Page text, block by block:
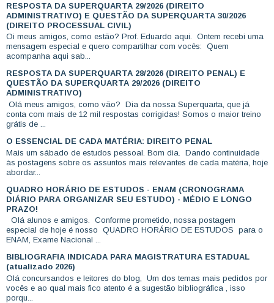
RESPOSTA DA SUPERQUARTA 29/2026 (DIREITO
ADMINISTRATIVO) E QUESTÃO DA SUPERQUARTA 30/2026
(DIREITO PROCESSUAL CIVIL)
Oi meus amigos, como estão? Prof. Eduardo aqui. Ontem recebi uma
mensagem especial e quero compartilhar com vocês: Quem
acompanha aqui sab...
RESPOSTA DA SUPERQUARTA 28/2026 (DIREITO PENAL) E
QUESTÃO DA SUPERQUARTA 29/2026 (DIREITO
ADMINISTRATIVO)
Olá meus amigos, como vão? Dia da nossa Superquarta, que já
conta com mais de 12 mil respostas corrigidas! Somos o maior treino
grátis de ...
O ESSENCIAL DE CADA MATÉRIA: DIREITO PENAL
Mais um sábado de estudos pessoal. Bom dia. Dando continuidade
às postagens sobre os assuntos mais relevantes de cada matéria, hoje
abordar...
QUADRO HORÁRIO DE ESTUDOS - ENAM (CRONOGRAMA
DIÁRIO PARA ORGANIZAR SEU ESTUDO) - MÉDIO E LONGO
PRAZO!
Olá alunos e amigos. Conforme prometido, nossa postagem
especial de hoje é nosso QUADRO HORÁRIO DE ESTUDOS para o
ENAM, Exame Nacional ...
BIBLIOGRAFIA INDICADA PARA MAGISTRATURA ESTADUAL
(atualizado 2026)
Olá concursandos e leitores do blog, Um dos temas mais pedidos por
vocês e ao qual mais fico atento é a sugestão bibliográfica , isso
porqu...